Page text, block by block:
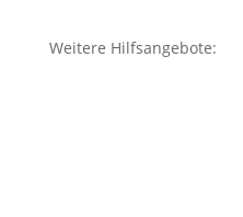
Weitere Hilfsangebote: